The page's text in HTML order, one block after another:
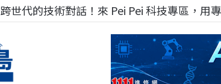
跨世代的技術對話！來 Pei Pei 科技專區，用